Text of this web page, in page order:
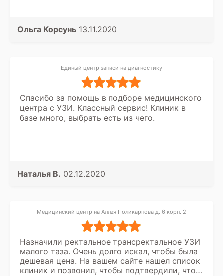
Ольга Корсунь 13.11.2020
Единый центр записи на диагностику
Спасибо за помощь в подборе медицинского
центра с УЗИ. Классный сервис! Клиник в
базе много, выбрать есть из чего.
Наталья В. 02.12.2020
Медицинский центр на Аллея Поликарпова д. 6 корп. 2
Назначили ректальное трансректальное УЗИ
малого таза. Очень долго искал, чтобы была
дешевая цена. На вашем сайте нашел список
клиник и позвонил, чтобы подтвердили, что